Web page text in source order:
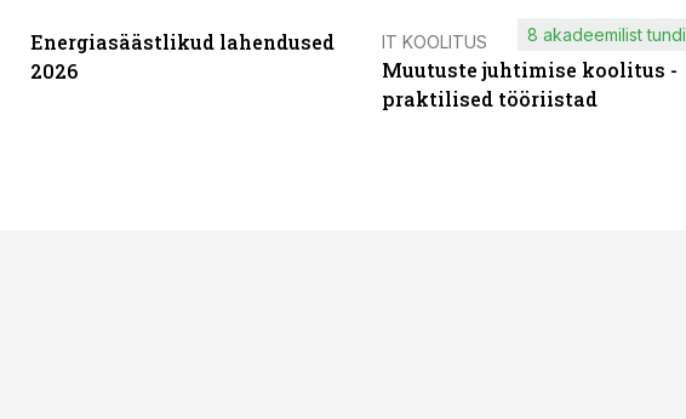
Energiasäästlikud lahendused
2026
IT KOOLITUS
Muutuste juhtimise koolitus -
praktilised tööriistad
8 akadeemilist tundi